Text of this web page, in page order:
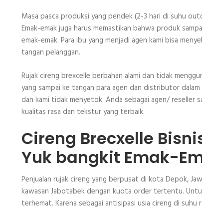
Masa pasca produksi yang pendek (2-3 hari di suhu
Emak-emak juga harus memastikan bahwa produk
emak-emak. Para ibu yang menjadi agen kami bisa
tangan pelanggan.
Rujak cireng brexcelle berbahan alami dan tidak
yang sampai ke tangan para agen dan distributor
dan kami tidak menyetok. Anda sebagai agen/ reseller
kualitas rasa dan tekstur yang terbaik.
Cireng Brecxelle
Yuk bangkit Emak-
Penjualan rujak cireng yang berpusat di kota Depok,
kawasan Jabotabek dengan kuota order tertentu.
terhemat. Karena sebagai antisipasi usia cireng di suhu